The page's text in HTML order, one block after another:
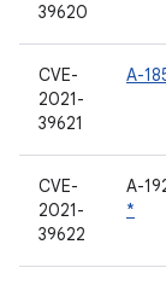
39620
CVE-
2021-
39621
A-
CVE-
2021-
39622
A-
*